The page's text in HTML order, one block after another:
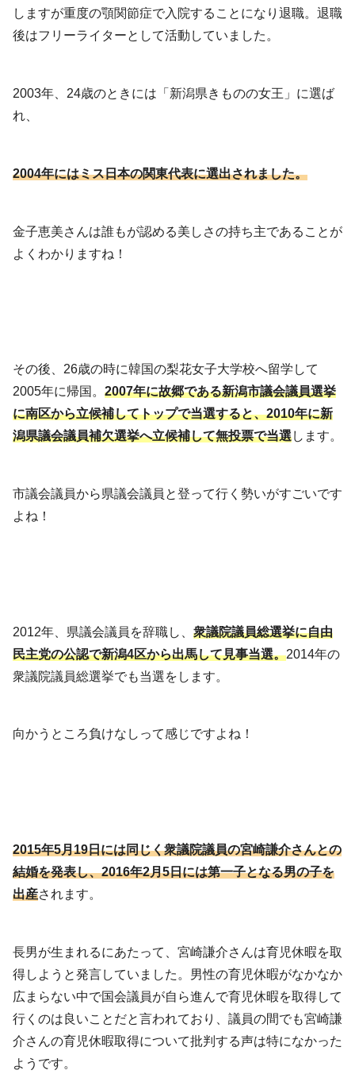
しますが重度の顎関節症で入院することになり退職。退職
後はフリーライターとして活動していました。
2003年、24歳のときには「新潟県きものの女王」に選ば
れ、
2004年にはミス日本の関東代表に選出されました。
金子恵美さんは誰もが認める美しさの持ち主であることが
よくわかりますね！
その後、26歳の時に韓国の梨花女子大学校へ留学して
2005年に帰国。 2007年に故郷である新潟市議会議員選挙
に南区から立候補してトップで当選すると、2010年に新
潟県議会議員補欠選挙へ立候補して無投票で当選します。
市議会議員から県議会議員と登って行く勢いがすごいです
よね！
2012年、県議会議員を辞職し、 衆議院議員総選挙に自由
民主党の公認で新潟4区から出馬して見事当選。2014年の
衆議院議員総選挙でも当選をします。
向かうところ負けなしって感じですよね！
2015年5月19日には同じく衆議院議員の宮崎謙介さんとの
結婚を発表し、2016年2月5日には第一子となる男の子を
出産されます。
長男が生まれるにあたって、宮崎謙介さんは育児休暇を取
得しようと発言していました。男性の育児休暇がなかなか
広まらない中で国会議員が自ら進んで育児休暇を取得して
行くのは良いことだと言われており、議員の間でも宮崎謙
介さんの育児休暇取得について批判する声は特になかった
ようです。